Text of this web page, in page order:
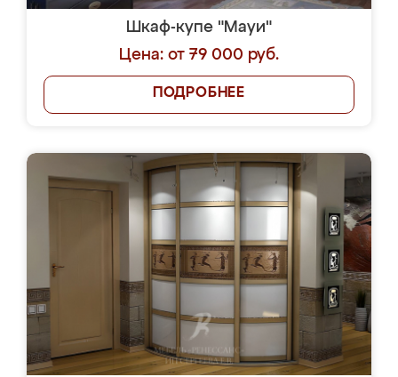
Шкаф-купе "Мауи"
Цена: от 79 000 руб.
ПОДРОБНЕЕ